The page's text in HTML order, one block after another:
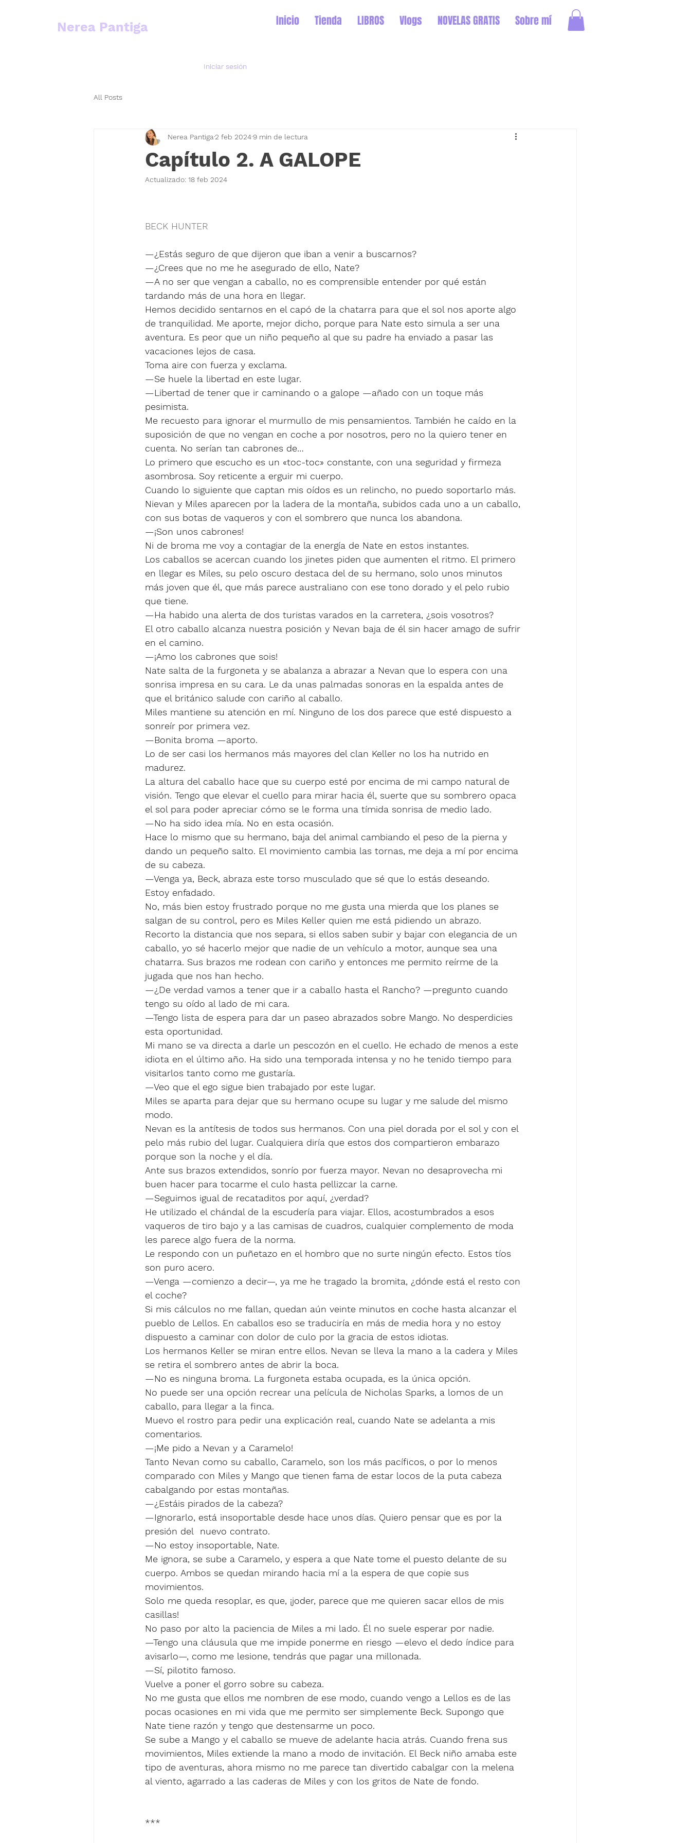
Nerea Pantiga Inicio Tienda LIBROS Vlogs NOVELAS GRATIS Sobre mí
Iniciar sesión
All Posts
Capítulo 2. A GALOPE
Nerea Pantiga2 feb 2024 9 min de lectura
Actualizado: 18 feb 2024
BECK HUNTER
—¿Estás seguro de que dijeron que iban a venir a buscarnos?
—¿Crees que no me he asegurado de ello, Nate?
—A no ser que vengan a caballo, no es comprensible entender por qué están
tardando más de una hora en llegar.
Hemos decidido sentarnos en el capó de la chatarra para que el sol nos aporte algo
de tranquilidad. Me aporte, mejor dicho, porque para Nate esto simula a ser una
aventura. Es peor que un niño pequeño al que su padre ha enviado a pasar las
vacaciones lejos de casa.
Toma aire con fuerza y exclama.
—Se huele la libertad en este lugar.
—Libertad de tener que ir caminando o a galope —añado con un toque más
pesimista.
Me recuesto para ignorar el murmullo de mis pensamientos. También he caído en la
suposición de que no vengan en coche a por nosotros, pero no la quiero tener en
cuenta. No serían tan cabrones de…
Lo primero que escucho es un «toc-toc» constante, con una seguridad y firmeza
asombrosa. Soy reticente a erguir mi cuerpo.
Cuando lo siguiente que captan mis oídos es un relincho, no puedo soportarlo más.
Nievan y Miles aparecen por la ladera de la montaña, subidos cada uno a un caballo,
con sus botas de vaqueros y con el sombrero que nunca los abandona.
—¡Son unos cabrones!
Ni de broma me voy a contagiar de la energía de Nate en estos instantes.
Los caballos se acercan cuando los jinetes piden que aumenten el ritmo. El primero
en llegar es Miles, su pelo oscuro destaca del de su hermano, solo unos minutos
más joven que él, que más parece australiano con ese tono dorado y el pelo rubio
que tiene.
—Ha habido una alerta de dos turistas varados en la carretera, ¿sois vosotros?
El otro caballo alcanza nuestra posición y Nevan baja de él sin hacer amago de sufrir
en el camino.
—¡Amo los cabrones que sois!
Nate salta de la furgoneta y se abalanza a abrazar a Nevan que lo espera con una
sonrisa impresa en su cara. Le da unas palmadas sonoras en la espalda antes de
que el británico salude con cariño al caballo.
Miles mantiene su atención en mí. Ninguno de los dos parece que esté dispuesto a
sonreír por primera vez.
—Bonita broma —aporto.
Lo de ser casi los hermanos más mayores del clan Keller no los ha nutrido en
madurez.
La altura del caballo hace que su cuerpo esté por encima de mi campo natural de
visión. Tengo que elevar el cuello para mirar hacia él, suerte que su sombrero opaca
el sol para poder apreciar cómo se le forma una tímida sonrisa de medio lado.
—No ha sido idea mía. No en esta ocasión.
Hace lo mismo que su hermano, baja del animal cambiando el peso de la pierna y
dando un pequeño salto. El movimiento cambia las tornas, me deja a mí por encima
de su cabeza.
—Venga ya, Beck, abraza este torso musculado que sé que lo estás deseando.
Estoy enfadado.
No, más bien estoy frustrado porque no me gusta una mierda que los planes se
salgan de su control, pero es Miles Keller quien me está pidiendo un abrazo.
Recorto la distancia que nos separa, si ellos saben subir y bajar con elegancia de un
caballo, yo sé hacerlo mejor que nadie de un vehículo a motor, aunque sea una
chatarra. Sus brazos me rodean con cariño y entonces me permito reírme de la
jugada que nos han hecho.
—¿De verdad vamos a tener que ir a caballo hasta el Rancho? —pregunto cuando
tengo su oído al lado de mi cara.
—Tengo lista de espera para dar un paseo abrazados sobre Mango. No desperdicies
esta oportunidad.
Mi mano se va directa a darle un pescozón en el cuello. He echado de menos a este
idiota en el último año. Ha sido una temporada intensa y no he tenido tiempo para
visitarlos tanto como me gustaría.
—Veo que el ego sigue bien trabajado por este lugar.
Miles se aparta para dejar que su hermano ocupe su lugar y me salude del mismo
modo.
Nevan es la antítesis de todos sus hermanos. Con una piel dorada por el sol y con el
pelo más rubio del lugar. Cualquiera diría que estos dos compartieron embarazo
porque son la noche y el día.
Ante sus brazos extendidos, sonrío por fuerza mayor. Nevan no desaprovecha mi
buen hacer para tocarme el culo hasta pellizcar la carne.
—Seguimos igual de recataditos por aquí, ¿verdad?
He utilizado el chándal de la escudería para viajar. Ellos, acostumbrados a esos
vaqueros de tiro bajo y a las camisas de cuadros, cualquier complemento de moda
les parece algo fuera de la norma.
Le respondo con un puñetazo en el hombro que no surte ningún efecto. Estos tíos
son puro acero.
—Venga —comienzo a decir—, ya me he tragado la bromita, ¿dónde está el resto con
el coche?
Si mis cálculos no me fallan, quedan aún veinte minutos en coche hasta alcanzar el
pueblo de Lellos. En caballos eso se traduciría en más de media hora y no estoy
dispuesto a caminar con dolor de culo por la gracia de estos idiotas.
Los hermanos Keller se miran entre ellos. Nevan se lleva la mano a la cadera y Miles
se retira el sombrero antes de abrir la boca.
—No es ninguna broma. La furgoneta estaba ocupada, es la única opción.
No puede ser una opción recrear una película de Nicholas Sparks, a lomos de un
caballo, para llegar a la finca.
Muevo el rostro para pedir una explicación real, cuando Nate se adelanta a mis
comentarios.
—¡Me pido a Nevan y a Caramelo!
Tanto Nevan como su caballo, Caramelo, son los más pacíficos, o por lo menos
comparado con Miles y Mango que tienen fama de estar locos de la puta cabeza
cabalgando por estas montañas.
—¿Estáis pirados de la cabeza?
—Ignorarlo, está insoportable desde hace unos días. Quiero pensar que es por la
presión del  nuevo contrato.
—No estoy insoportable, Nate.
Me ignora, se sube a Caramelo, y espera a que Nate tome el puesto delante de su
cuerpo. Ambos se quedan mirando hacia mí a la espera de que copie sus
movimientos.
Solo me queda resoplar, es que, ¡joder, parece que me quieren sacar ellos de mis
casillas!
No paso por alto la paciencia de Miles a mi lado. Él no suele esperar por nadie.
—Tengo una cláusula que me impide ponerme en riesgo —elevo el dedo índice para
avisarlo—, como me lesione, tendrás que pagar una millonada.
—Sí, pilotito famoso.
Vuelve a poner el gorro sobre su cabeza.
No me gusta que ellos me nombren de ese modo, cuando vengo a Lellos es de las
pocas ocasiones en mi vida que me permito ser simplemente Beck. Supongo que
Nate tiene razón y tengo que destensarme un poco.
Se sube a Mango y el caballo se mueve de adelante hacia atrás. Cuando frena sus
movimientos, Miles extiende la mano a modo de invitación. El Beck niño amaba este
tipo de aventuras, ahora mismo no me parece tan divertido cabalgar con la melena
al viento, agarrado a las caderas de Miles y con los gritos de Nate de fondo.
***